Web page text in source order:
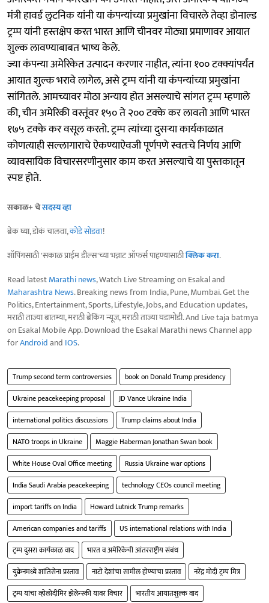
मंत्री हावर्ड लुटनिक यांनी या कंपन्यांच्या प्रमुखांना विचारले तेव्हा डोनाल्ड
ट्रम्प यांनी हस्तक्षेप करत भारत आणि चीनवर मोठ्या प्रमाणावर आयात
शुल्क लावण्याबाबत भाष्य केले.
ज्या कंपन्या अमेरिकेत उत्पादन करणार नाहीत, त्यांना १०० टक्क्यांपर्यंत
आयात शुल्क भरावे लागेल, असे ट्रम्प यांनी या कंपन्यांच्या प्रमुखांना
सांगितले. आमच्यावर मोठा अन्याय होत असल्याचे सांगत ट्रम्प म्हणाले
की, चीन अमेरिकी वस्तूंवर १५० ते २०० टक्के कर लावतो आणि भारत
१७५ टक्के कर वसूल करतो. ट्रम्प त्यांच्या दुसऱ्या कार्यकाळात
कोणत्याही सल्लागाराचे ऐकण्याऐवजी पूर्णपणे स्वतःचे निर्णय आणि
व्यावसायिक विचारसरणीनुसार काम करत असल्याचे या पुस्तकातून
स्पष्ट होते.
सकाळ+ चेसदस्य व्हा
ब्रेक घ्या, डोकं चालवा,कोडे सोडवा!
शॉपिंगसाठी 'सकाळ प्राईम डील्स'च्या भन्नाट ऑफर्स पाहण्यासाठीक्लिक करा.
Read latestMarathi news, Watch Live Streaming on Esakal and
Maharashtra News. Breaking news from India, Pune, Mumbai. Get the
Politics, Entertainment, Sports, Lifestyle, Jobs, and Education updates,
मराठी ताज्या बातम्या, मराठी ब्रेकिंग न्यूज, मराठी ताज्या घडामोडी. And Live taja batmya
on Esakal Mobile App. Download the Esakal Marathi news Channel app
forAndroidand IOS.
Trump second term controversies
book on Donald Trump presidency
Ukraine peacekeeping proposal
JD Vance Ukraine India
international politics discussions
Trump claims about India
NATO troops in Ukraine
Maggie Haberman Jonathan Swan book
White House Oval Office meeting
Russia Ukraine war options
India Saudi Arabia peacekeeping
technology CEOs council meeting
import tariffs on India
Howard Lutnick Trump remarks
American companies and tariffs
US international relations with India
ट्रम्प दुसरा कार्यकाळ वाद
भारत व अमेरिकेची आंतरराष्ट्रीय संबंध
युक्रेनमध्ये शांतिसेना प्रस्ताव
नाटो देशांचा सामील होण्याचा प्रस्ताव
नरेंद्र मोदी ट्रम्प मित्र
ट्रम्प यांचा व्होलोदीमिर झेलेन्स्की यावर विचार
भारतीय आयातशुल्क वाद